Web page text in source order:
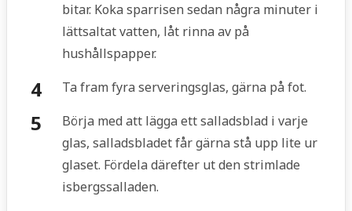
bitar. Koka sparrisen sedan några minuter i
lättsaltat vatten, låt rinna av på
hushållspapper.
Ta fram fyra serveringsglas, gärna på fot.
Börja med att lägga ett salladsblad i varje
glas, salladsbladet får gärna stå upp lite ur
glaset. Fördela därefter ut den strimlade
isbergssalladen.